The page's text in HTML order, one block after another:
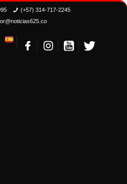
(+57) 314-717-2245